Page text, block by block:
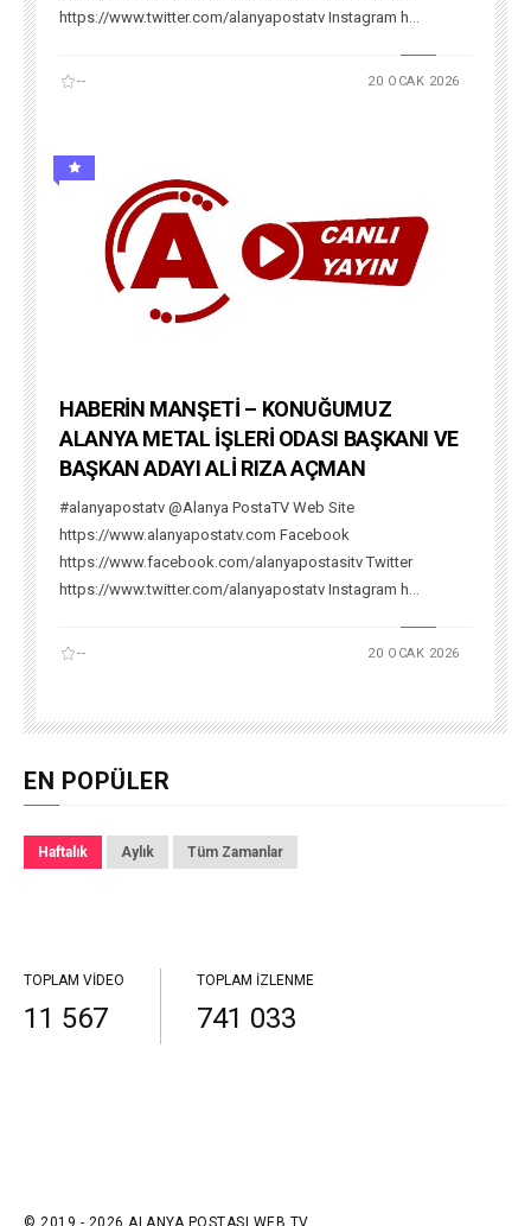
https://www.twitter.com/alanyapostatv Instagram h...
-- 20 OCAK 2026
HABERİN MANŞETİ – KONUĞUMUZ
ALANYA METAL İŞLERİ ODASI BAŞKANI VE
BAŞKAN ADAYI ALİ RIZA AÇMAN
#alanyapostatv @Alanya PostaTV Web Site
https://www.alanyapostatv.com Facebook
https://www.facebook.com/alanyapostasitv Twitter
https://www.twitter.com/alanyapostatv Instagram h...
-- 20 OCAK 2026
EN POPÜLER
Haftalık Aylık Tüm Zamanlar
TOPLAM VIDEO
11 567
TOPLAM İZLENME
741 033
© 2019 - 2026 ALANYA POSTASI WEB TV